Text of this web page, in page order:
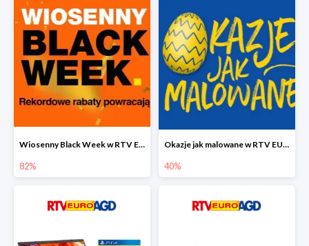
Wiosenny Black Week w RTV EURO AGD do -82%
82%
Okazje jak malowane w RTV EURO AGD do -40%
40%